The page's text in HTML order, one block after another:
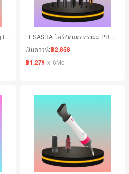
เครื่องม้วนผม 2 in 1 Hair Curling Iron
เงินดาวน์:฿2,858
฿1,279 x 6Mo